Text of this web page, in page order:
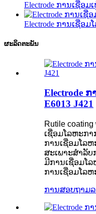
Electrode ການເຊື່ອມ
Electrode ການເຊື່ອມ
ຜະລິດຕະພັນ
Electrode
E6013 J421
Rutile
ເຊື່ອມໂລຫະກ
ການເຊື່ອມໂລຫ
ສະເພາະສໍາລັ
ມີການເຊື່ອມໂ
ການເຊື່ອມໂລ
ການສອບຖາມ